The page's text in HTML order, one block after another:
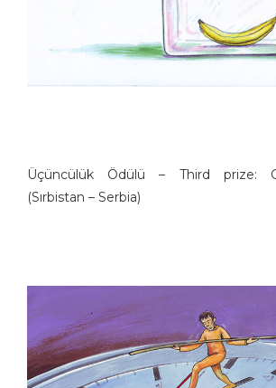
Üçüncülük Ödülü – Third prize:
(Sırbistan – Sеrbia)